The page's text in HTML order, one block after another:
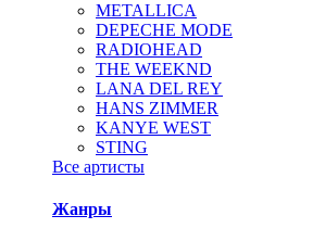
METALLICA
DEPECHE MODE
RADIOHEAD
THE WEEKND
LANA DEL REY
HANS ZIMMER
KANYE WEST
STING
Все артисты
Жанры